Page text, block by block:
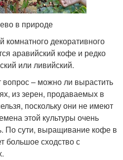
в природе
декоративного
аравийский кофе и редко
или ливийский.
– можно ли вырастить
из зерен, продаваемых в
поскольку они не имеют
этой культуры очень
По сути, выращивание кофе в
большое сходство с